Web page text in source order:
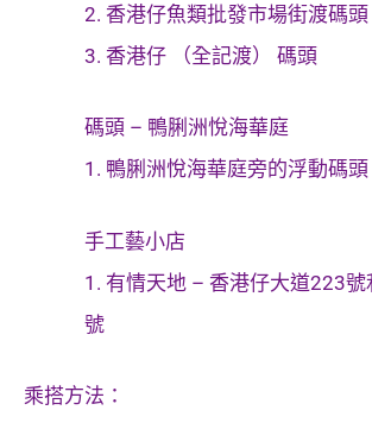
2. 香港仔魚類批發市場街渡碼頭
3. 香港仔 （全記渡） 碼頭
碼頭 – 鴨脷洲悅海華庭
1. 鴨脷洲悅海華庭旁的浮動碼頭
手工藝小店
1. 有情天地 – 香港仔大道223
號
乘搭方法：